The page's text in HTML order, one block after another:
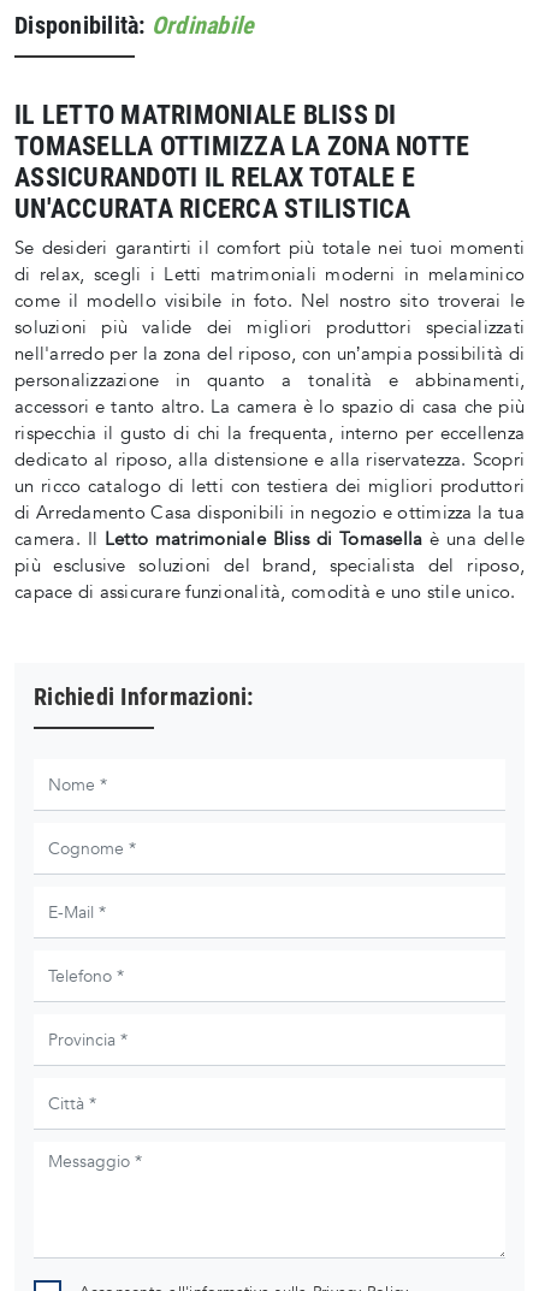
Disponibilità: Ordinabile
IL LETTO MATRIMONIALE BLISS DI
TOMASELLA OTTIMIZZA LA ZONA NOTTE
ASSICURANDOTI IL RELAX TOTALE E
UN'ACCURATA RICERCA STILISTICA
Se desideri garantirti il comfort più totale nei tuoi momenti
di relax, scegli i Letti matrimoniali moderni in melaminico
come il modello visibile in foto. Nel nostro sito troverai le
soluzioni più valide dei migliori produttori specializzati
nell'arredo per la zona del riposo, con un’ampia possibilità di
personalizzazione in quanto a tonalità e abbinamenti,
accessori e tanto altro. La camera è lo spazio di casa che più
rispecchia il gusto di chi la frequenta, interno per eccellenza
dedicato al riposo, alla distensione e alla riservatezza. Scopri
un ricco catalogo di letti con testiera dei migliori produttori
di Arredamento Casa disponibili in negozio e ottimizza la tua
camera. Il Letto matrimoniale Bliss di Tomasella è una delle
più esclusive soluzioni del brand, specialista del riposo,
capace di assicurare funzionalità, comodità e uno stile unico.
Richiedi Informazioni: